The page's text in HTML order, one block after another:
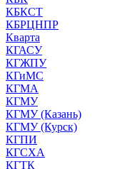
КБКСТ
КБРЦНПР
Кварта
КГАСУ
КГЖПУ
КГиМС
КГМА
КГМУ
КГМУ (Казань)
КГМУ (Курск)
КГПИ
КГСХА
КГТК